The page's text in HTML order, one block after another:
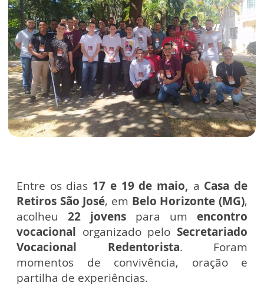
Entre os dias 17 e 19 de maio, a Casa de
Retiros São José, em Belo Horizonte (MG),
acolheu 22 jovens para um encontro
vocacional organizado pelo Secretariado
Vocacional Redentorista. Foram
momentos de convivência, oração e
partilha de experiências.